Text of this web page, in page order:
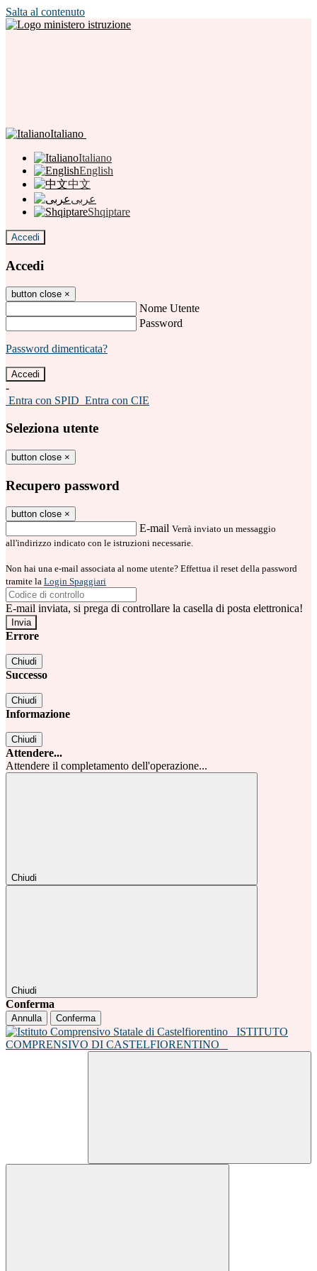
Salta al contenuto
Italiano
Italiano
English
中文
عربى
Shqiptare
Accedi
Accedi
button close ×
Nome Utente
Password
Password dimenticata?
-
Entra con SPID Entra con CIE
Seleziona utente
button close ×
Recupero password
button close ×
E-mail Verrà inviato un messaggio
all'indirizzo indicato con le istruzioni necessarie.
Non hai una e-mail associata al nome utente? Effettua il reset della password
tramite la Login Spaggiari
E-mail inviata, si prega di controllare la casella di posta elettronica!
Errore
Chiudi
Successo
Chiudi
Informazione
Chiudi
Attendere...
Attendere il completamento dell'operazione...
Chiudi
Chiudi
Conferma
Annulla Conferma
ISTITUTO
COMPRENSIVO DI CASTELFIORENTINO